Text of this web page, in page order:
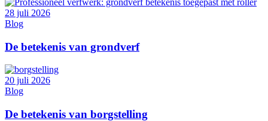
28 juli 2026
Blog
De betekenis van grondverf
20 juli 2026
Blog
De betekenis van borgstelling